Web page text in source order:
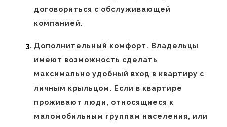
договориться с обслуживающей
компанией.
Дополнительный комфорт. Владельцы
имеют возможность сделать
максимально удобный вход в квартиру с
личным крыльцом. Если в квартире
проживают люди, относящиеся к
маломобильным группам населения, или